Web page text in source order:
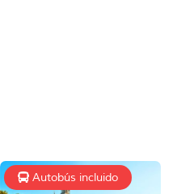
405€
Noviembre: 3 -
Autobús incluido